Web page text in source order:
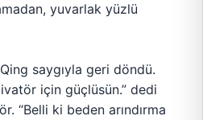
yuvarlak yüzlü
saygıyla geri döndü.
için güçlüsün.” dedi
“Belli ki beden arındırma